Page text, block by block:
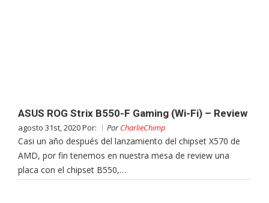
ASUS ROG Strix B550-F Gaming (Wi-Fi) – Review
agosto 31st, 2020 Por: PorCharlieChimp
Casi un año después del lanzamiento del chipset X570 de
AMD, por fin tenemos en nuestra mesa de review una
placa con el chipset B550,…